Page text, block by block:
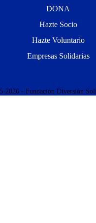
DONA
Hazte Socio
Hazte Voluntario
Empresas Solidarias
2026 - Fundación Diversión